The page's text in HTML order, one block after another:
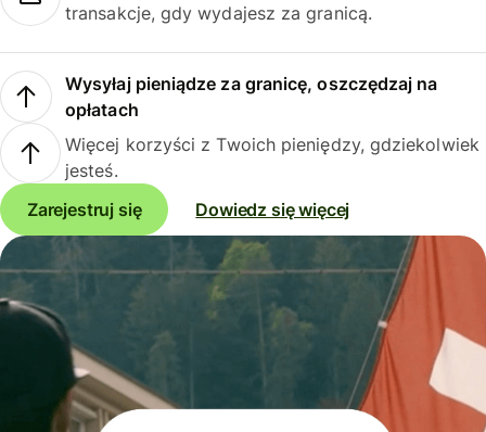
transakcje, gdy wydajesz za granicą.
Wysyłaj pieniądze za granicę, oszczędzaj na
opłatach
Więcej korzyści z Twoich pieniędzy, gdziekolwiek
jesteś.
Zarejestruj się
Dowiedz się więcej